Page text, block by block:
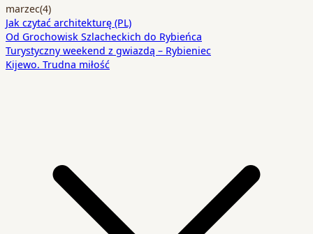
marzec(4)
Jak czytać architekturę (PL)
Od Grochowisk Szlacheckich do Rybieńca
Turystyczny weekend z gwiazdą – Rybieniec
Kijewo. Trudna miłość